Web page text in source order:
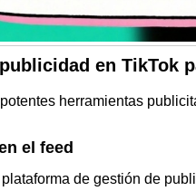
en TikTok
herramientas
el feed
de gestión de